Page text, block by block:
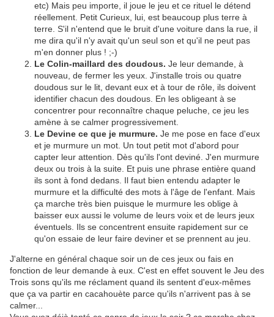
etc) Mais peu importe, il joue le jeu et ce rituel le détend
réellement. Petit Curieux, lui, est beaucoup plus terre à
terre. S'il n'entend que le bruit d'une voiture dans la rue, il
me dira qu'il n'y avait qu'un seul son et qu'il ne peut pas
m'en donner plus ! ;-)
Le Colin-maillard des doudous. Je leur demande, à
nouveau, de fermer les yeux. J'installe trois ou quatre
doudous sur le lit, devant eux et à tour de rôle, ils doivent
identifier chacun des doudous. En les obligeant à se
concentrer pour reconnaître chaque peluche, ce jeu les
amène à se calmer progressivement.
Le Devine ce que je murmure. Je me pose en face d'eux
et je murmure un mot. Un tout petit mot d'abord pour
capter leur attention. Dès qu'ils l'ont deviné. J'en murmure
deux ou trois à la suite. Et puis une phrase entière quand
ils sont à fond dedans. Il faut bien entendu adapter le
murmure et la difficulté des mots à l'âge de l'enfant. Mais
ça marche très bien puisque le murmure les oblige à
baisser eux aussi le volume de leurs voix et de leurs jeux
éventuels. Ils se concentrent ensuite rapidement sur ce
qu'on essaie de leur faire deviner et se prennent au jeu.
J'alterne en général chaque soir un de ces jeux ou fais en
fonction de leur demande à eux. C'est en effet souvent le Jeu des
Trois sons qu'ils me réclament quand ils sentent d'eux-mêmes
que ça va partir en cacahouète parce qu'ils n'arrivent pas à se
calmer...